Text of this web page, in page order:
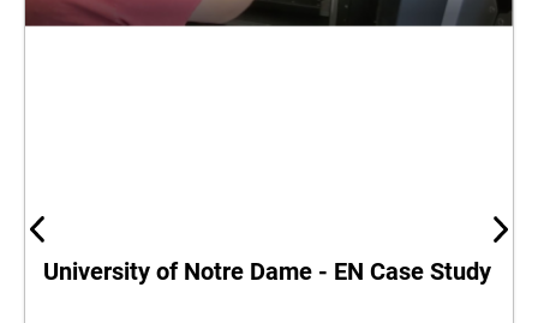
University of Notre Dame - EN Case Study